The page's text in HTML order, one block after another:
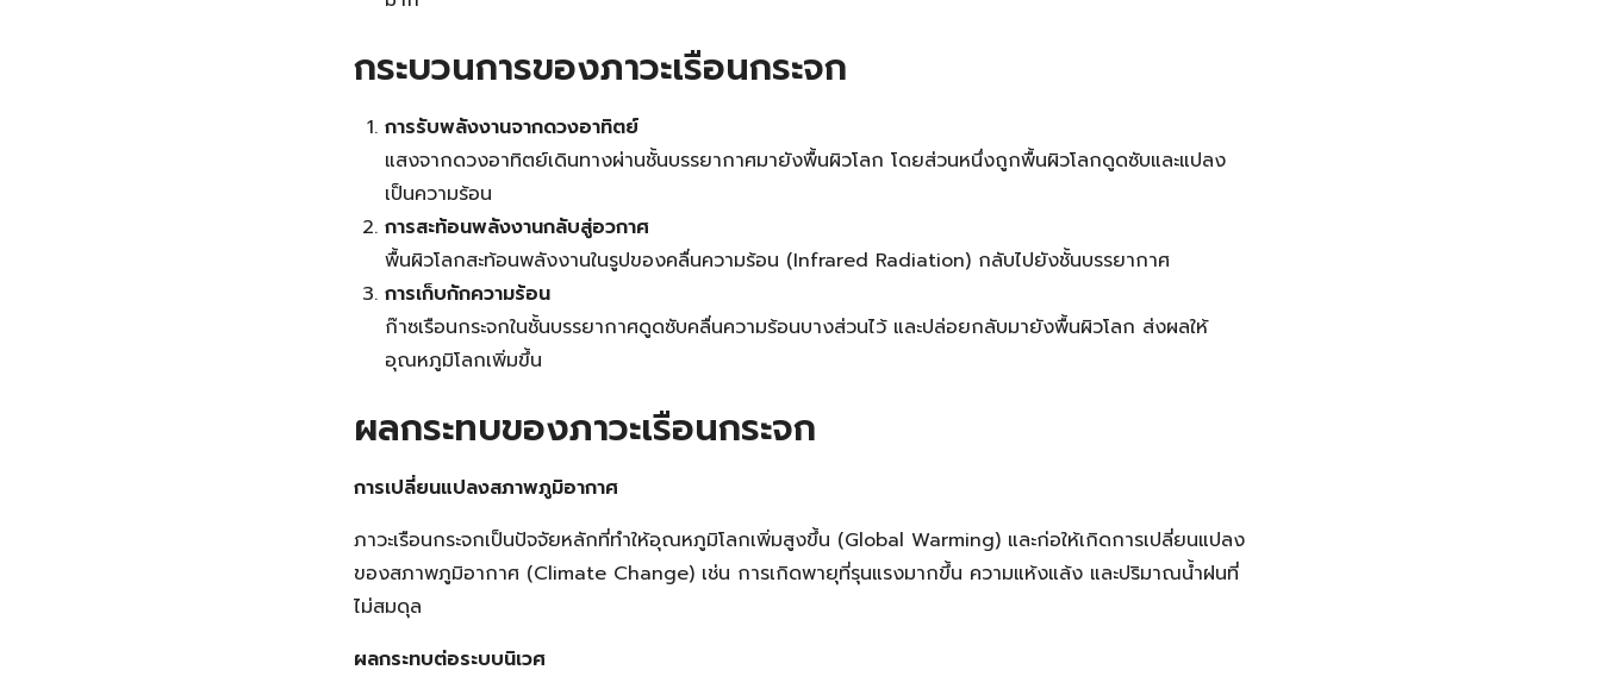
กระบวนการของภาวะเรือนกระจก
การรับพลังงานจากดวงอาทิตย์
แสงจากดวงอาทิตย์เดินทางผ่านชั้นบรรยากาศมายังพื้นผิวโลก โดยส่วนหนึ่งถูกพื้นผิวโลกดูดซับและแปลง
เป็นความร้อน
การสะท้อนพลังงานกลับสู่อวกาศ
พื้นผิวโลกสะท้อนพลังงานในรูปของคลื่นความร้อน (Infrared Radiation) กลับไปยังชั้นบรรยากาศ
การเก็บกักความร้อน
ก๊าซเรือนกระจกในชั้นบรรยากาศดูดซับคลื่นความร้อนบางส่วนไว้ และปล่อยกลับมายังพื้นผิวโลก ส่งผลให้
อุณหภูมิโลกเพิ่มขึ้น
ผลกระทบของภาวะเรือนกระจก
การเปลี่ยนแปลงสภาพภูมิอากาศ
ภาวะเรือนกระจกเป็นปัจจัยหลักที่ทำให้อุณหภูมิโลกเพิ่มสูงขึ้น (Global Warming) และก่อให้เกิดการเปลี่ยนแปลง
ของสภาพภูมิอากาศ (Climate Change) เช่น การเกิดพายุที่รุนแรงมากขึ้น ความแห้งแล้ง และปริมาณน้ำฝนที่
ไม่สมดุล
ผลกระทบต่อระบบนิเวศ